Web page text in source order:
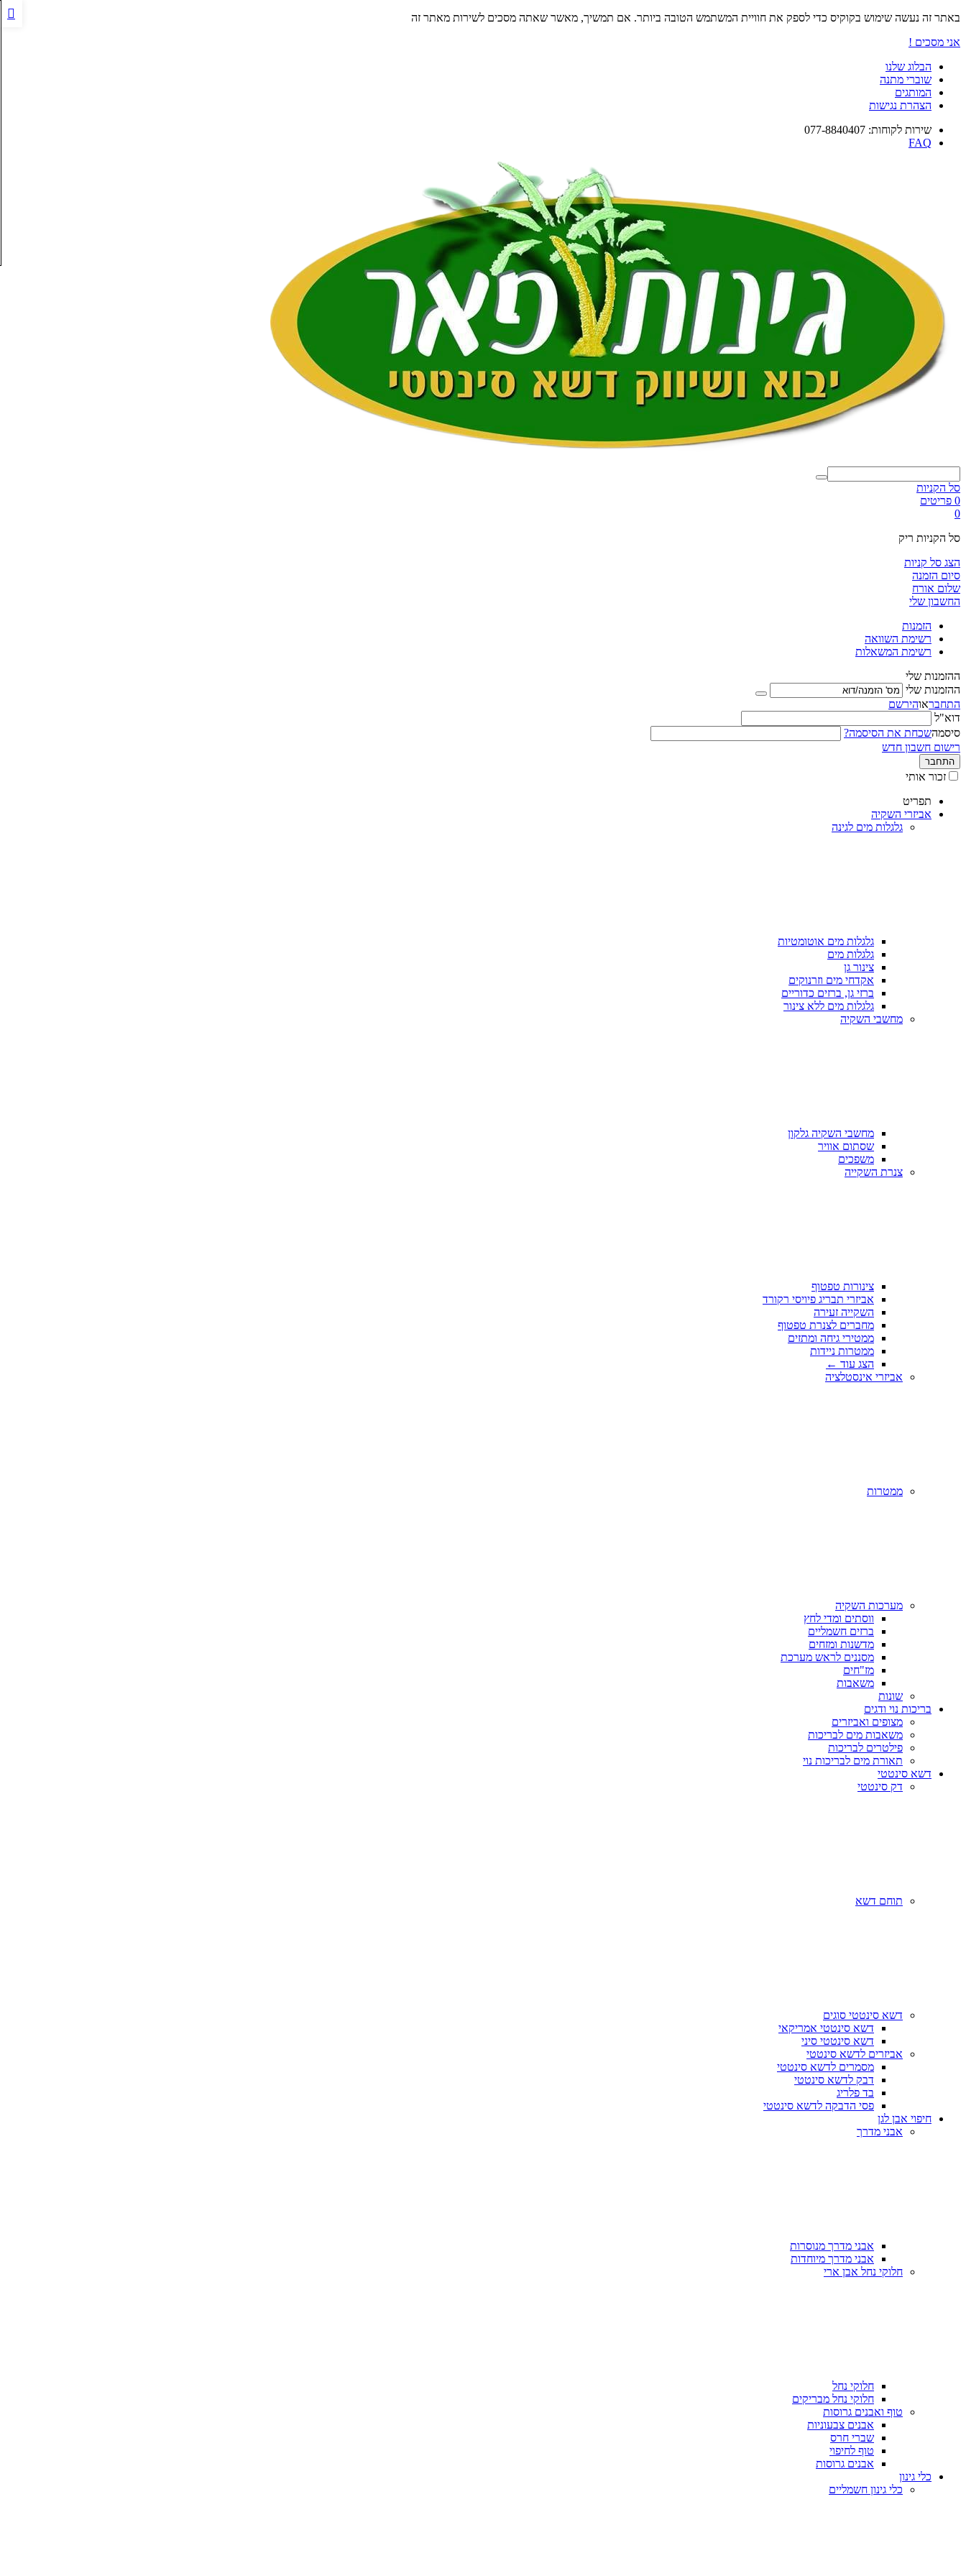
באתר זה נעשה שימוש בקוקיס כדי לספק את חוויית המשתמש הטובה ביותר. אם תמשיך, מאשר שאתה מסכים לשירות מאתר זה
אני מסכים !
הבלוג שלנו
שוברי מתנה
המותגים
הצהרת נגישות
שירות לקוחות: 077-8840407
FAQ
סל הקניות
0 פריטים
0
סל הקניות ריק
הצג סל קניות
סיום הזמנה
שלום אורח
החשבון שלי
הזמנות
רשימת השוואה
רשימת המשאלות
ההזמנות שלי
ההזמנות שלי
התחבראוהירשם
דוא"ל
סיסמהשכחת את הסיסמה?
רישום חשבון חדש
התחבר
זכור אותי
תפריט
אביזרי השקיה
גלגלות מים לגינה
גלגלות מים אוטומטיות
גלגלות מים
צינור גן
אקדחי מים וזרנוקים
ברזי גן, ברזים כדוריים
גלגלות מים ללא צינור
מחשבי השקיה
מחשבי השקיה גלקון
שסתום אוויר
משפכים
צנרת השקייה
צינורות טפטוף
אביזרי תבריג פיויסי רקורד
השקייה זעירה
מחברים לצנרת טפטוף
ממטירי גיחה ומתזים
ממטרות ניידות
הצג עוד ←
אביזרי אינסטלציה
ממטרות
מערכות השקיה
ווסתים ומדי לחץ
ברזים חשמליים
מדשנות ומזחים
מסננים לראש מערכת
מז"חים
משאבות
שונות
בריכות נוי ודגים
מצופים ואביזרים
משאבות מים לבריכות
פילטרים לבריכות
תאורת מים לבריכות נוי
דשא סינטטי
דק סינטטי
תוחם דשא
דשא סינטטי סוגים
דשא סינטטי אמריקאי
דשא סינטטי סיני
אביזרים לדשא סינטטי
מסמרים לדשא סינטטי
דבק לדשא סינטטי
בד פלריג
פסי הדבקה לדשא סינטטי
חיפוי אבן לגן
אבני מדרך
אבני מדרך מנוסרות
אבני מדרך מיוחדות
חלוקי נחל אבן ארי
חלוקי נחל
חלוקי נחל מבריקים
טוף ואבנים גרוסות
אבנים צבעוניות
שברי חרס
טוף לחיפוי
אבנים גרוסות
כלי גינון
כלי גינון חשמליים